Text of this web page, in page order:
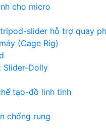
cho micro
slider hỗ trợ quay
(Cage Rig)
Slider-Dolly
tạo-đồ linh tinh
chống rung